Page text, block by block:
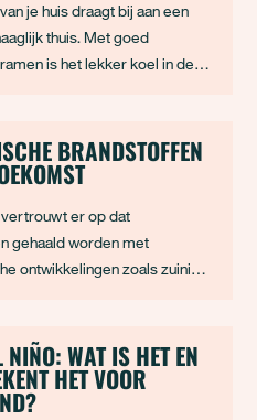
je huis draagt bij aan een
thuis. Met goed
is het lekker koel in de
dan enkelglas, maar HR++-
beglazing) heeft
BRANDSTOFFEN
er op dat
gehaald worden met
ontwikkelingen zoals zuiniger
niet-fossiele brandstoffen
kerosine inderdaad de
dit probleem?
NIÑO: WAT IS HET EN
HET VOOR